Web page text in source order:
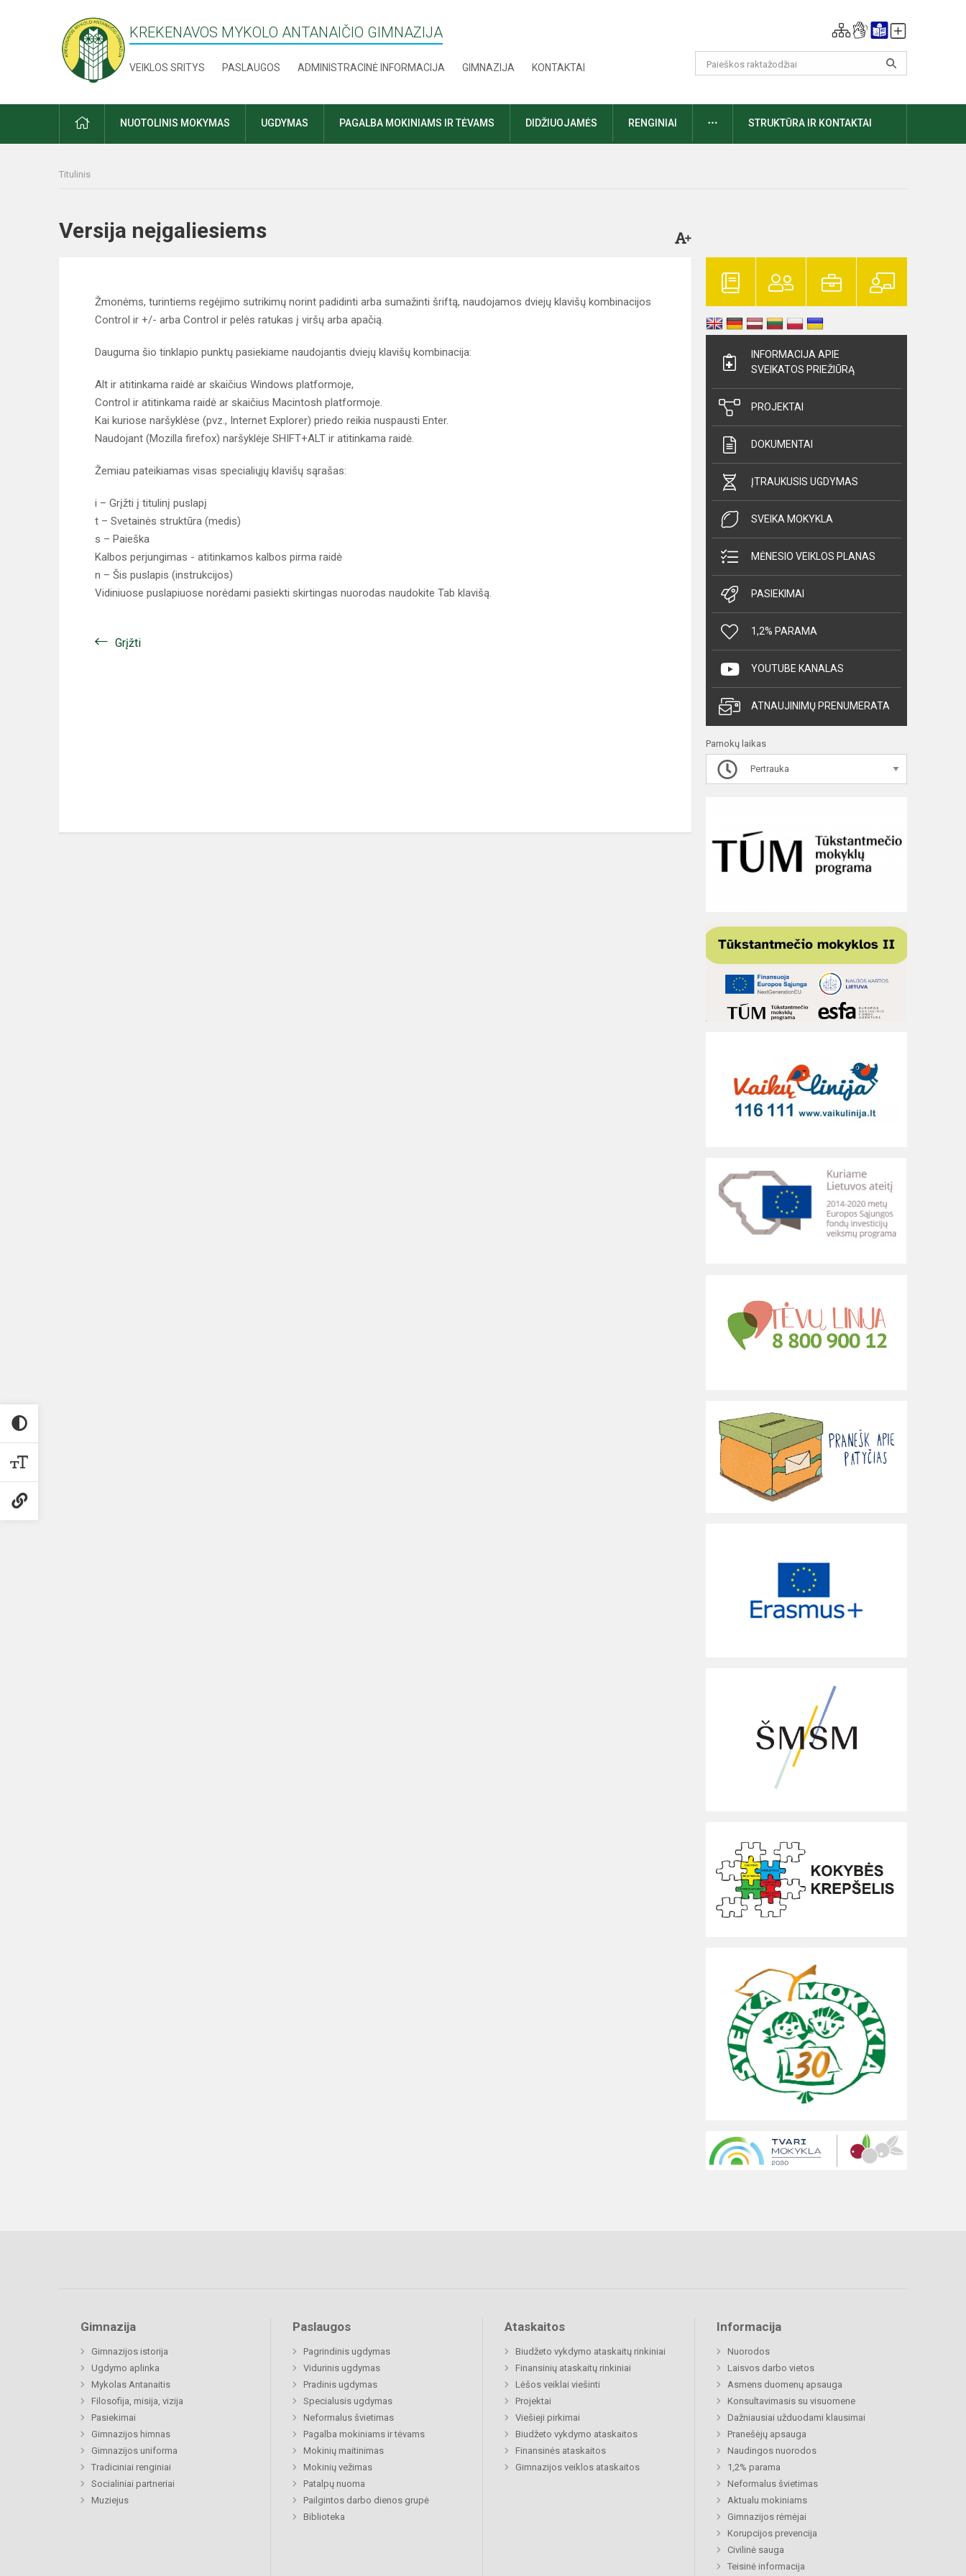
KREKENAVOS MYKOLO ANTANAIČIO GIMNAZIJA
VEIKLOS SRITYS PASLAUGOS ADMINISTRACINĖ INFORMACIJA GIMNAZIJA KONTAKTAI
PRADŽIANUOTOLINIS MOKYMAS UGDYMAS PAGALBA MOKINIAMS IR TĖVAMS DIDŽIUOJAMĖS RENGINIAI DAUGIAUSTRUKTŪRA IR KONTAKTAI
Titulinis
Versija neįgaliesiems
Žmonėms, turintiems regėjimo sutrikimų norint padidinti arba sumažinti šriftą, naudojamos dviejų klavišų kombinacijos
Control ir +/- arba Control ir pelės ratukas į viršų arba apačią.
Dauguma šio tinklapio punktų pasiekiame naudojantis dviejų klavišų kombinacija:
Alt ir atitinkama raidė ar skaičius Windows platformoje,
Control ir atitinkama raidė ar skaičius Macintosh platformoje.
Kai kuriose naršyklėse (pvz., Internet Explorer) priedo reikia nuspausti Enter.
Naudojant (Mozilla firefox) naršyklėje SHIFT+ALT ir atitinkama raidė.
Žemiau pateikiamas visas specialiųjų klavišų sąrašas:
i – Grįžti į titulinį puslapį
t – Svetainės struktūra (medis)
s – Paieška
Kalbos perjungimas - atitinkamos kalbos pirma raidė
n – Šis puslapis (instrukcijos)
Vidiniuose puslapiuose norėdami pasiekti skirtingas nuorodas naudokite Tab klavišą.
Grįžti
INFORMACIJA APIE
SVEIKATOS PRIEŽIŪRĄ
PROJEKTAI
DOKUMENTAI
ĮTRAUKUSIS UGDYMAS
SVEIKA MOKYKLA
MĖNESIO VEIKLOS PLANAS
PASIEKIMAI
1,2% PARAMA
YOUTUBE KANALAS
ATNAUJINIMŲ PRENUMERATA
Pamokų laikas
Pertrauka
Gimnazija
Gimnazijos istorija
Ugdymo aplinka
Mykolas Antanaitis
Filosofija, misija, vizija
Pasiekimai
Gimnazijos himnas
Gimnazijos uniforma
Tradiciniai renginiai
Socialiniai partneriai
Muziejus
Paslaugos
Pagrindinis ugdymas
Vidurinis ugdymas
Pradinis ugdymas
Specialusis ugdymas
Neformalus švietimas
Pagalba mokiniams ir tėvams
Mokinių maitinimas
Mokinių vežimas
Patalpų nuoma
Pailgintos darbo dienos grupė
Biblioteka
Ataskaitos
Biudžeto vykdymo ataskaitų rinkiniai
Finansinių ataskaitų rinkiniai
Lėšos veiklai viešinti
Projektai
Viešieji pirkimai
Biudžeto vykdymo ataskaitos
Finansinės ataskaitos
Gimnazijos veiklos ataskaitos
Informacija
Nuorodos
Laisvos darbo vietos
Asmens duomenų apsauga
Konsultavimasis su visuomene
Dažniausiai užduodami klausimai
Pranešėjų apsauga
Naudingos nuorodos
1,2% parama
Neformalus švietimas
Aktualu mokiniams
Gimnazijos rėmėjai
Korupcijos prevencija
Civilinė sauga
Teisinė informacija